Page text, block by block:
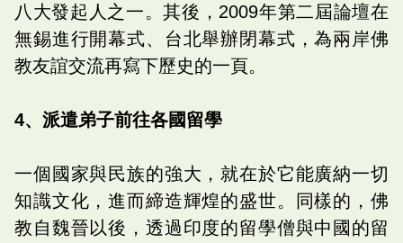
八大發起人之一。其後，2009年第二屆論壇在
無錫進行開幕式、台北舉辦閉幕式，為兩岸佛
教友誼交流再寫下歷史的一頁。
4、派遣弟子前往各國留學
一個國家與民族的強大，就在於它能廣納一切
知識文化，進而締造輝煌的盛世。同樣的，佛
教自魏晉以後，透過印度的留學僧與中國的留